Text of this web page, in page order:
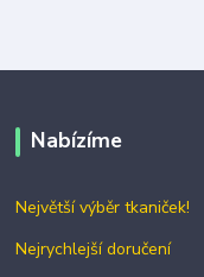
Nabízíme
Největší výběr tkaniček!
Nejrychlejší doručení